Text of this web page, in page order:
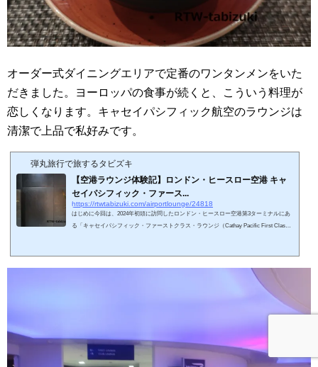
オーダー式ダイニングエリアで定番のワンタンメンをいた
だきました。ヨーロッパの食事が続くと、こういう料理が
恋しくなります。キャセイパシフィック航空のラウンジは
清潔で上品で私好みです。
弾丸旅行で旅するタビズキ
【空港ラウンジ体験記】ロンドン・ヒースロー空港 キャ
セイパシフィック・ファース...
https://rtwtabizuki.com/airportlounge/24818
はじめに今回は、2024年初頭に訪問したロンドン・ヒースロー空港第3ターミナルにあ
る「キャセイパシフィック・ファーストクラス・ラウンジ（Cathay Pacific First Class L
ャセイパシフィック・ファーストクラス・ラウンジ（Cathay Pacific First Class Loung